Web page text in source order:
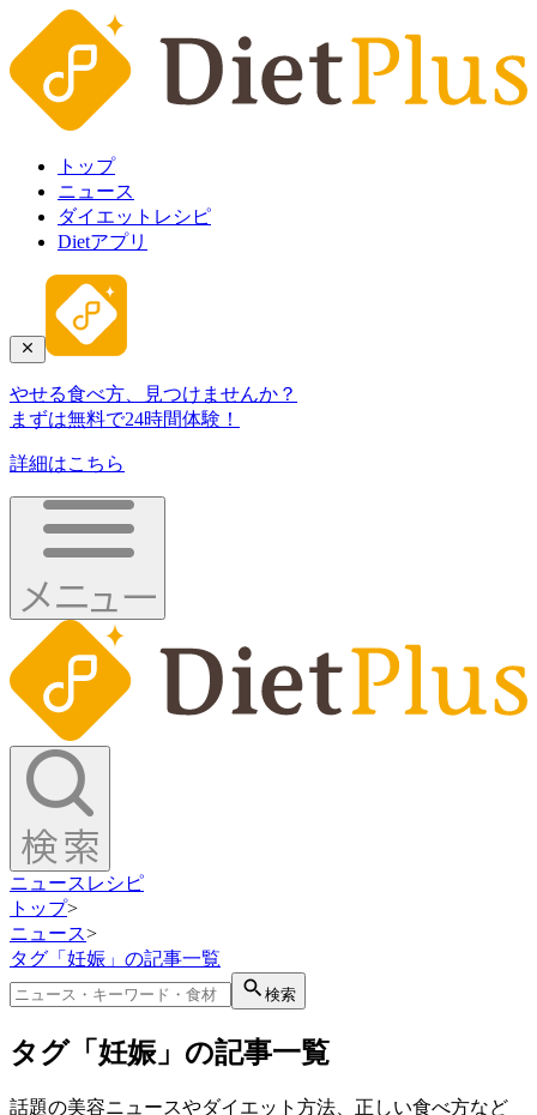
トップ
ニュース
ダイエットレシピ
Dietアプリ
やせる食べ方、見つけませんか？
まずは無料で24時間体験！
詳細はこちら
ニュース レシピ
トップ>
ニュース>
タグ「妊娠」の記事一覧
検索
タグ「妊娠」の記事一覧
話題の美容ニュースやダイエット方法、正しい食べ方など